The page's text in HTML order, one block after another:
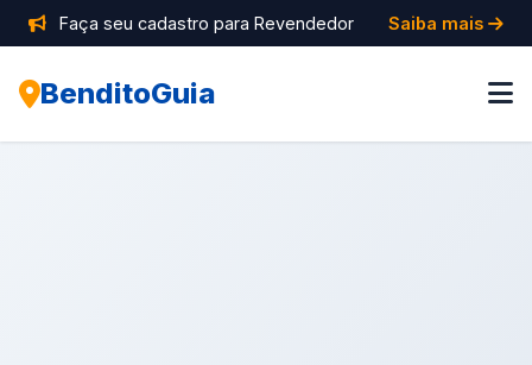
Faça seu cadastro para Revendedor Saiba mais
BenditoGuia